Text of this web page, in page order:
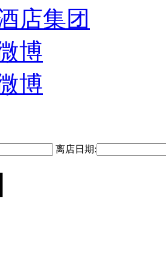
店集团
博
博
离店日期: